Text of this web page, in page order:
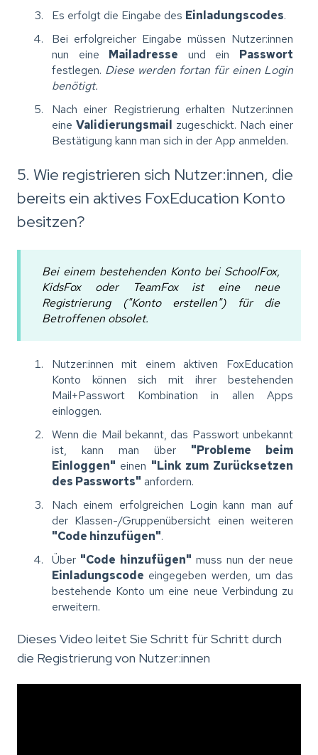
Es erfolgt die Eingabe des Einladungscodes.
Bei erfolgreicher Eingabe müssen Nutzer:innen
nun eine Mailadresse und ein Passwort
festlegen. Diese werden fortan für einen Login
benötigt.
Nach einer Registrierung erhalten Nutzer:innen
eine Validierungsmail zugeschickt. Nach einer
Bestätigung kann man sich in der App anmelden.
5. Wie registrieren sich Nutzer:innen, die
bereits ein aktives FoxEducation Konto
besitzen?
Bei einem bestehenden Konto bei SchoolFox,
KidsFox oder TeamFox ist eine neue
Registrierung ("Konto erstellen") für die
Betroffenen obsolet.
Nutzer:innen mit einem aktiven FoxEducation
Konto können sich mit ihrer bestehenden
Mail+Passwort Kombination in allen Apps
einloggen.
Wenn die Mail bekannt, das Passwort unbekannt
ist, kann man über "Probleme beim
Einloggen" einen "Link zum Zurücksetzen
des Passworts" anfordern.
Nach einem erfolgreichen Login kann man auf
der Klassen-/Gruppenübersicht einen weiteren
"Code hinzufügen".
Über "Code hinzufügen" muss nun der neue
Einladungscode eingegeben werden, um das
bestehende Konto um eine neue Verbindung zu
erweitern.
Dieses Video leitet Sie Schritt für Schritt durch
die Registrierung von Nutzer:innen